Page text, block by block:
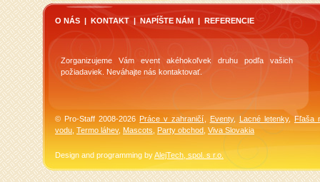
O NÁS | KONTAKT | NAPÍŠTE NÁM | REFERENCIE
Zorganizujeme Vám event akéhokoľvek druhu podľa vašich
požiadaviek. Neváhajte nás kontaktovať.
© Pro-Staff 2008-2026Práce v zahraničí Eventy, Lacné letenky,Fľaša
vodu Termo láhev, Mascots Party obchod Viva Slovakia
Design and programming byAlejTech, spol. s r.o.